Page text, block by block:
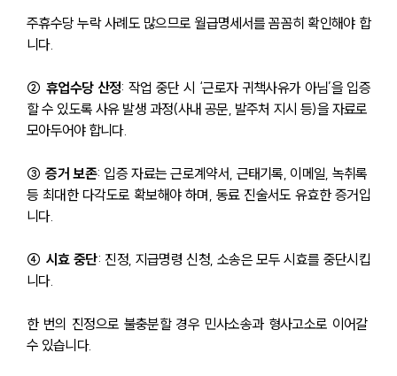
주휴수당 누락 사례도 많으므로 월급명세서를 꼼꼼히 확인해야 합
니다.
② 휴업수당 산정: 작업 중단 시 ‘근로자 귀책사유가 아님’을 입증
할 수 있도록 사유 발생 과정(사내 공문, 발주처 지시 등)을 자료로
모아두어야 합니다.
③ 증거 보존: 입증 자료는 근로계약서, 근태기록, 이메일, 녹취록
등 최대한 다각도로 확보해야 하며, 동료 진술서도 유효한 증거입
니다.
④ 시효 중단: 진정, 지급명령 신청, 소송은 모두 시효를 중단시킵
니다.
한 번의 진정으로 불충분할 경우 민사소송과 형사고소로 이어갈
수 있습니다.